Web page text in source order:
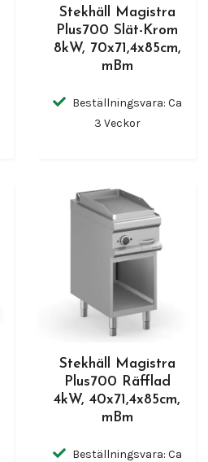
Stekhäll Magistra
Plus700 Slät-Krom
8kW, 70x71,4x85cm,
mBm
Beställningsvara: Ca
3 Veckor
Stekhäll Magistra
Plus700 Räfflad
4kW, 40x71,4x85cm,
mBm
Beställningsvara: Ca